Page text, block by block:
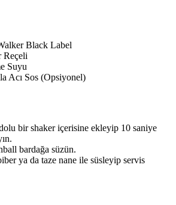
Black Label
Reçeli
Suyu
Acı Sos (Opsiyonel)
bir shaker içerisine ekleyip 10 saniye
bardağa süzün.
ya da taze nane ile süsleyip servis